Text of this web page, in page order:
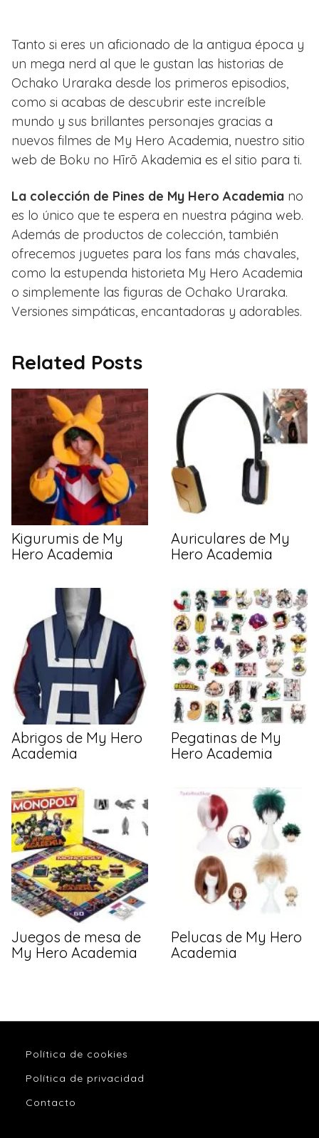
Tanto si eres un aficionado de la antigua época y
un mega nerd al que le gustan las historias de
Ochako Uraraka desde los primeros episodios,
como si acabas de descubrir este increíble
mundo y sus brillantes personajes gracias a
nuevos filmes de My Hero Academia, nuestro sitio
web de Boku no Hīrō Akademia es el sitio para ti.
La colección de Pines de My Hero Academia no
es lo único que te espera en nuestra página web.
Además de productos de colección, también
ofrecemos juguetes para los fans más chavales,
como la estupenda historieta My Hero Academia
o simplemente las figuras de Ochako Uraraka.
Versiones simpáticas, encantadoras y adorables.
Related Posts
Kigurumis de My
Hero Academia
Auriculares de My
Hero Academia
Abrigos de My Hero
Academia
Pegatinas de My
Hero Academia
Juegos de mesa de
My Hero Academia
Pelucas de My Hero
Academia
Política de cookies
Política de privacidad
Contacto